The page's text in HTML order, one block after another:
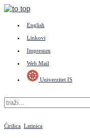
English
Linkovi
Impresum
Web Mail
Univerzitet IS
Ćirilica Latinica